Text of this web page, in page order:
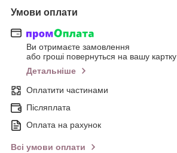
Умови оплати
Ви отримаєте замовлення
або гроші повернуться на вашу картку
Детальніше
Оплатити частинами
Післяплата
Оплата на рахунок
Всі умови оплати